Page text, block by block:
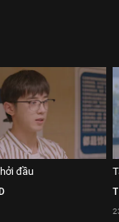
đầu